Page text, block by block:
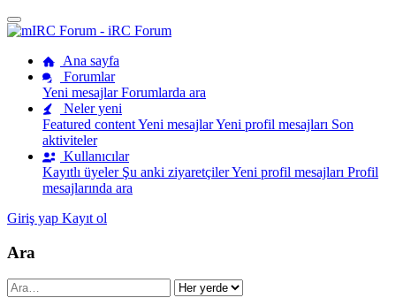
Ana sayfa
Forumlar
Yeni mesajlarForumlarda ara
Neler yeni
Featured contentYeni mesajlarYeni profil mesajları Son
aktiviteler
Kullanıcılar
Kayıtlı üyeler Şu anki ziyaretçilerYeni profil mesajları Profil
mesajlarında ara
Giriş yap Kayıt ol
Ara